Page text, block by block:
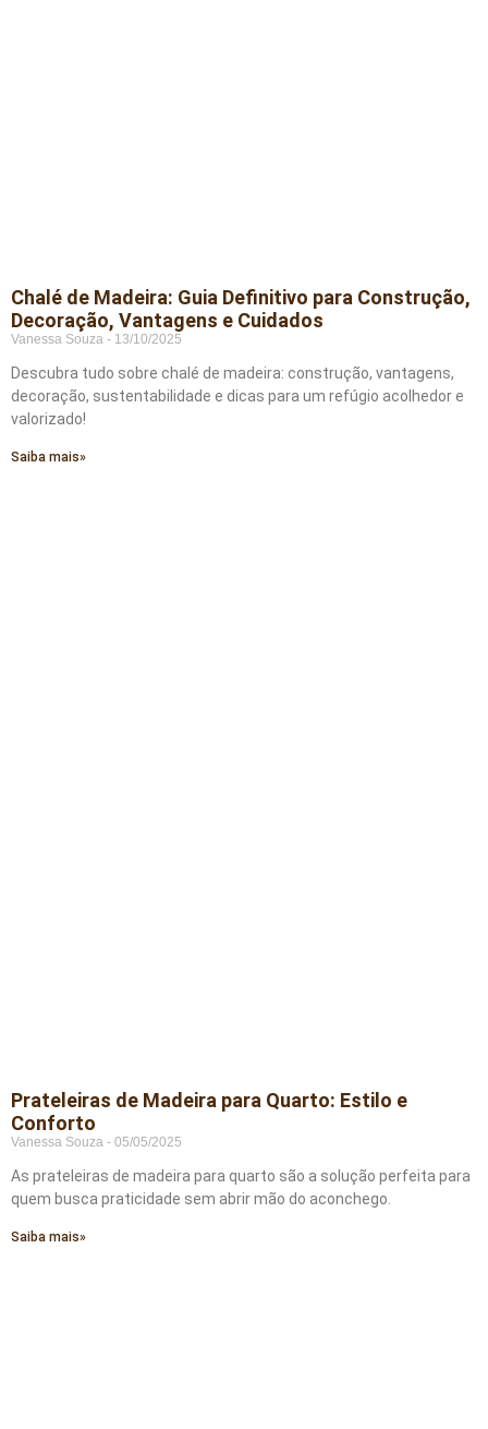
Chalé de Madeira: Guia Definitivo para Construção,
Decoração, Vantagens e Cuidados
Vanessa Souza 13/10/2025
Descubra tudo sobre chalé de madeira: construção, vantagens,
decoração, sustentabilidade e dicas para um refúgio acolhedor e
valorizado!
Saiba mais»
Prateleiras de Madeira para Quarto: Estilo e
Conforto
Vanessa Souza 05/05/2025
As prateleiras de madeira para quarto são a solução perfeita para
quem busca praticidade sem abrir mão do aconchego.
Saiba mais»